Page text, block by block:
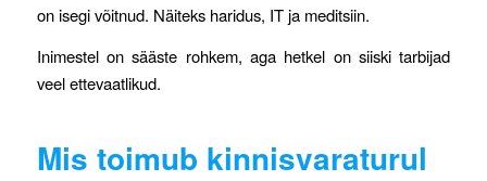
on isegi võitnud. Näiteks haridus, IT ja meditsiin.
Inimestel on sääste rohkem, aga hetkel on siiski tarbijad
veel ettevaatlikud.
Mis toimub kinnisvaraturul